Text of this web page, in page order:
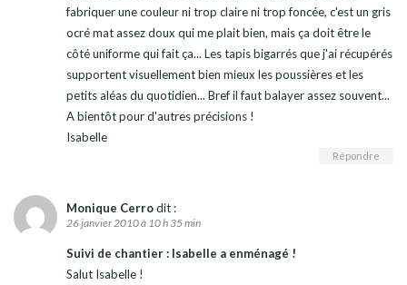
fabriquer une couleur ni trop claire ni trop foncée, c'est un gris
ocré mat assez doux qui me plait bien, mais ça doit être le
côté uniforme qui fait ça... Les tapis bigarrés que j'ai récupérés
supportent visuellement bien mieux les poussières et les
petits aléas du quotidien... Bref il faut balayer assez souvent...
A bientôt pour d'autres précisions !
Isabelle
Répondre
Monique Cerrodit :
26 janvier 2010 à 10 h 35 min
Suivi de chantier : Isabelle a enménagé !
Salut Isabelle !